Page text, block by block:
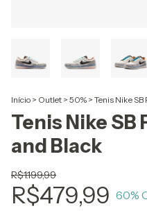
Início > Outlet > 50% > Tenis Nike
Tenis Nike SB
and Black
R$1.199,99
R$479,99 60%